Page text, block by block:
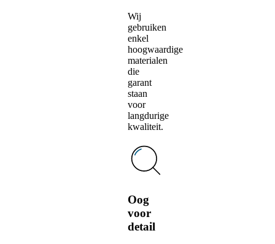
Wij
gebruiken
enkel
hoogwaardige
materialen
die
garant
staan
voor
langdurige
kwaliteit.
Oog
voor
detail